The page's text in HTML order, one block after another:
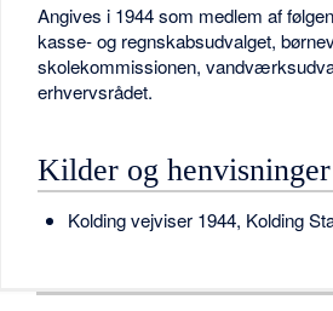
Angives i 1944 som medlem af
kasse- og regnskabsudvalget,
skolekommissionen,
erhvervsrådet.
Kilder og henvisninger
Kolding vejviser 1944, Kolding